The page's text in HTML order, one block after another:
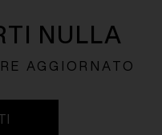
NULLA
AGGIORNATO